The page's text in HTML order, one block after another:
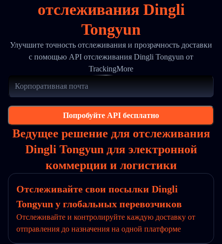
отслеживания Dingli
Tongyun
Улучшите точность отслеживания и прозрачность доставки
с помощью API отслеживания Dingli Tongyun от
TrackingMore
Попробуйте API бесплатно
Ведущее решение для отслеживания
Dingli Tongyun для электронной
коммерции и логистики
Отслеживайте свои посылки Dingli
Tongyun у глобальных перевозчиков
Отслеживайте и контролируйте каждую доставку от
отправления до назначения на одной платформе